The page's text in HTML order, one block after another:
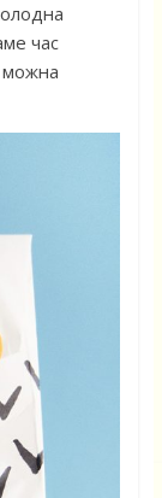
час
можна